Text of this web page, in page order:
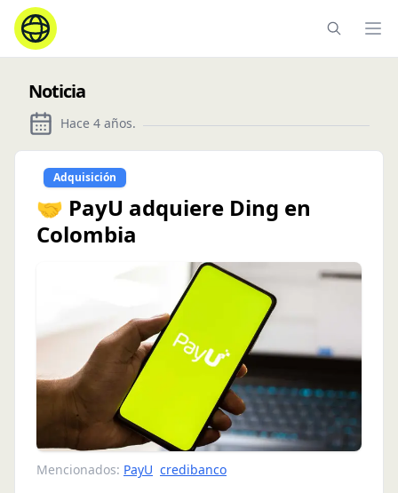
Noticia
Hace 4 años.
Adquisición
🤝 PayU adquiere Ding en
Colombia
Mencionados: PayU credibanco